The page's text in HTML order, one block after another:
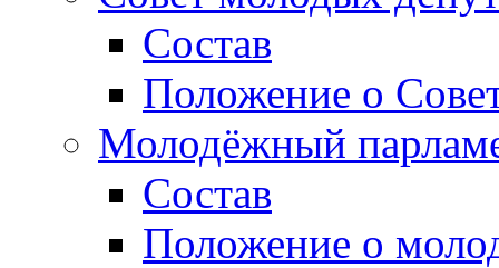
Состав
Положение о
Молодёжный
Состав
Положение о